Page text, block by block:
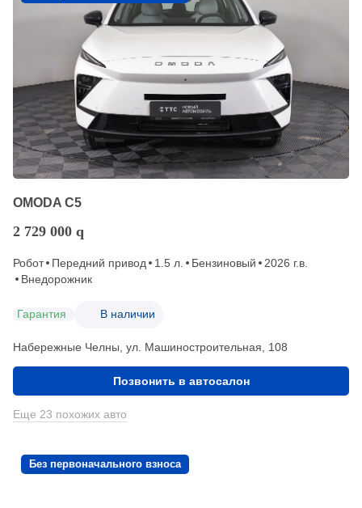
OMODA C5
2 729 000 q
Робот Передний привод 1.5 л. Бензиновый
2026 г.в.
Внедорожник
Гарантия В наличии
Набережные Челны, ул. Машиностроительная, 108
Позвонить в автосалон
Еще 23 похожих авто
Без первоначального взноса